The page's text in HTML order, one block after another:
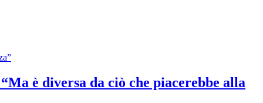
è diversa da ciò che piacerebbe alla